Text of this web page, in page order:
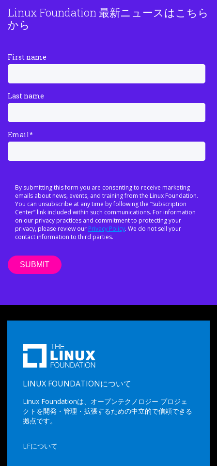
Linux Foundation 最新ニュースはこちら
から
First name
Last name
Email*
By submitting this form you are consenting to receive marketing
emails about news, events, and training from the Linux Foundation.
You can unsubscribe at any time by following the “Subscription
Center” link included within such communications. For information
on our privacy practices and commitment to protecting your
privacy, please review our Privacy Policy. We do not sell your
contact information to third parties.
LINUX FOUNDATIONについて
Linux Foundationは、オープンテクノロジー プロジェ
クトを開発・管理・拡張するための中立的で信頼できる
拠点です。
LFについて